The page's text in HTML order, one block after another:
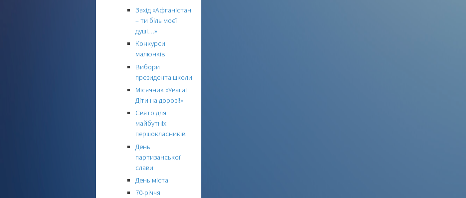
Захід «Афганістан
– ти біль моєї
душі…»
Конкурси
малюнків
Вибори
президента школи
Місячник «Увага!
Діти на дорозі!»
Свято для
майбутніх
першокласників
День
партизанської
слави
День міста
70-річчя